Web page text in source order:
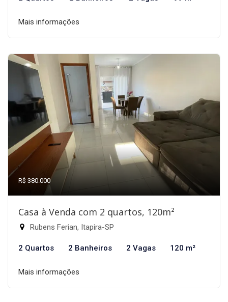
Mais informações
R$ 380.000
Casa à Venda com 2 quartos, 120m²
Rubens Ferian, Itapira-SP
2 Quartos 2 Banheiros 2 Vagas 120 m²
Mais informações